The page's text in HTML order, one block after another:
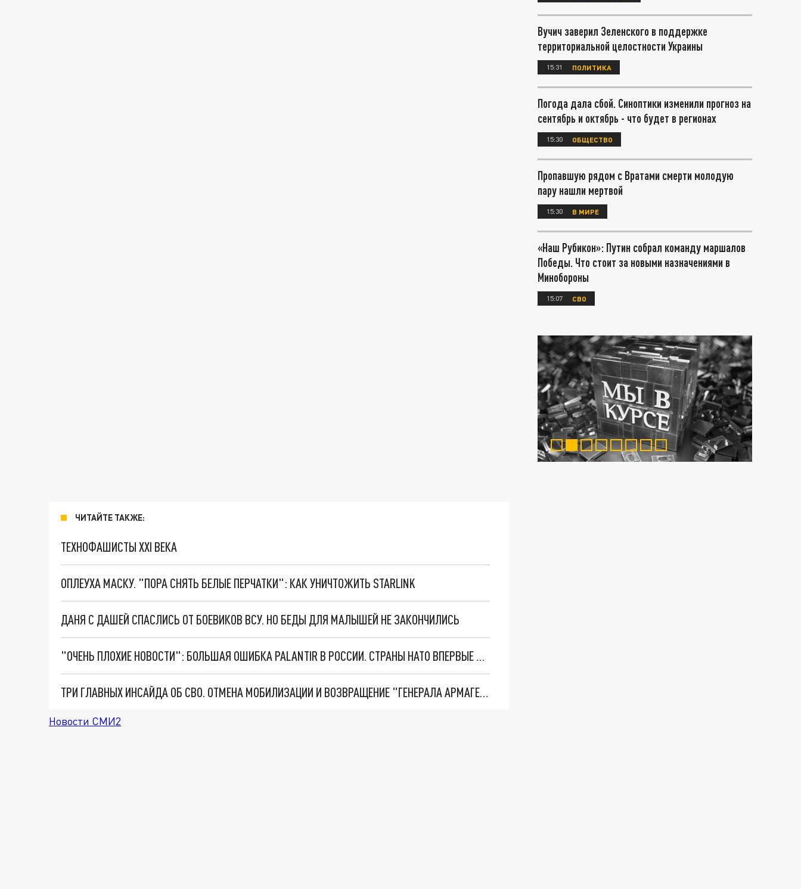
ЧИТАЙТЕ ТАКЖЕ:
ТЕХНОФАШИСТЫ XXI ВЕКА
ОПЛЕУХА МАСКУ. "ПОРА СНЯТЬ БЕЛЫЕ ПЕРЧАТКИ": КАК УНИЧТОЖИТЬ STARLINK
ДАНЯ С ДАШЕЙ СПАСЛИСЬ ОТ БОЕВИКОВ ВСУ. НО БЕДЫ ДЛЯ МАЛЫШЕЙ НЕ ЗАКОНЧИЛИСЬ
"ОЧЕНЬ ПЛОХИЕ НОВОСТИ": БОЛЬШАЯ ОШИБКА PALANTIR В РОССИИ. СТРАНЫ НАТО ВПЕРВЫЕ ЗА СВО ОСТАНОВИЛИ ПОСТАВКИ ОРУЖИЯ. ВСУ ТЕРЯЮТ ПРИГРАНИЧЬЕ?
ТРИ ГЛАВНЫХ ИНСАЙДА ОБ СВО. ОТМЕНА МОБИЛИЗАЦИИ И ВОЗВРАЩЕНИЕ "ГЕНЕРАЛА АРМАГЕДДОНА"? ОТЛИЧНЫЕ НОВОСТИ, КОТОРЫЕ ЖДАЛИ ВСЕ
Новости СМИ2
Вучич заверил Зеленского в поддержке
территориальной целостности Украины
15:31 ПОЛИТИКА
Погода дала сбой. Синоптики изменили прогноз на
сентябрь и октябрь - что будет в регионах
15:30 ОБЩЕСТВО
Пропавшую рядом с Вратами смерти молодую
пару нашли мертвой
15:30 В МИРЕ
«Наш Рубикон»: Путин собрал команду маршалов
Победы. Что стоит за новыми назначениями в
Минобороны
15:07 СВО